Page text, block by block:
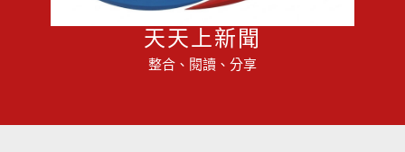
天天上新聞
整合、閱讀、分享